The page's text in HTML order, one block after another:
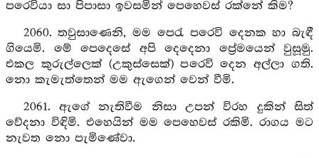
පරෙවියා සා පිපාසා ඉවසමින් පෙහෙවස් රක්නේ කිම?
2060. තවුසාණෙනි, මම පෙරැ පරෙවි දෙනක හා බැඳී
ගියෙමි. මේ පෙදෙසේ අපි දෙදෙනා ප්‍රේමයෙන් වුසූමු.
එකල කුරුල්ලෙක් (උකුස්සෙක්) පරෙවි දෙන අල්ලා ගති.
නො කැමැත්තෙන් මම ඇගෙන් වෙන් වීමි.
2061. ඇගේ නැතිවීම නිසා උපන් විරහ දුකින් සිත්
වේදනා විඳිමි. එහෙයින් මම පෙහෙවස් රකිමි. රාගය මට
නැවත නො පැමිණේවා.